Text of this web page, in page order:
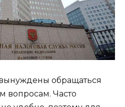
обращаться
вопросам. Часто